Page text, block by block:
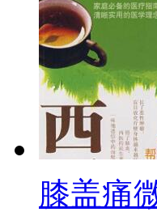
膝盖痛